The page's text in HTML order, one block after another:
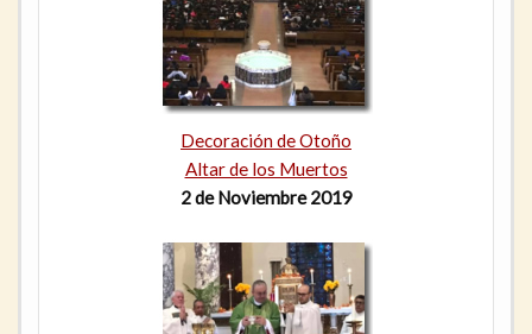
Decoración de Otoño
Altar de los Muertos
2 de Noviembre 2019